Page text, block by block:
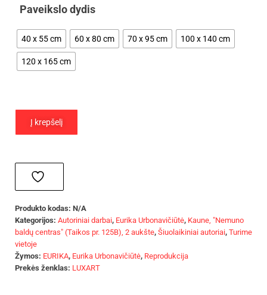
Paveikslo dydis
40 x 55 cm 60 x 80 cm 70 x 95 cm 100 x 140 cm
120 x 165 cm
Į krepšelį
Produkto kodas: N/A
Kategorijos: Autoriniai darbai, Eurika Urbonavičiūtė, Kaune, "Nemuno
baldų centras" (Taikos pr. 125B), 2 aukšte, Šiuolaikiniai autoriai, Turime
vietoje
Žymos: EURIKA, Eurika Urbonavičiūtė, Reprodukcija
Prekės ženklas: LUXART